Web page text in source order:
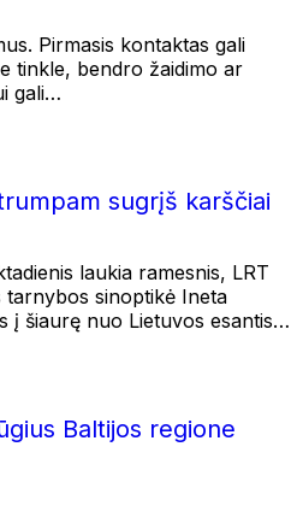
Pirmasis kontaktas gali
tinkle, bendro žaidimo ar
gali…
sugrįš karščiai
laukia ramesnis, LRT
sinoptikė Ineta
į šiaurę nuo Lietuvos esantis…
Baltijos regione